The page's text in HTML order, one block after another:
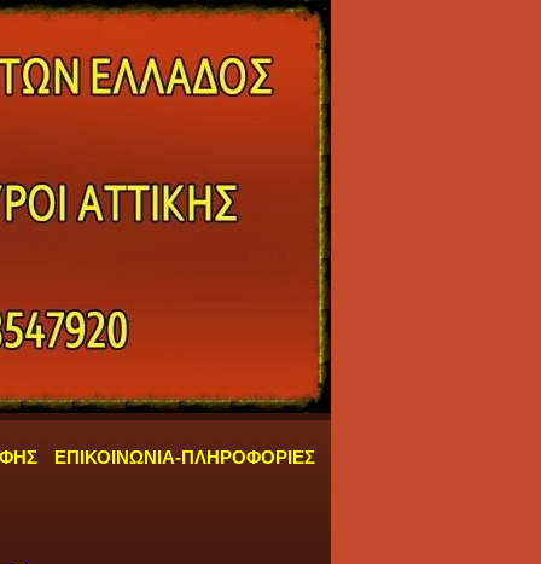
ΕΠΙΚΟΙΝΩΝΙΑ-ΠΛΗΡΟΦΟΡΙΕΣ